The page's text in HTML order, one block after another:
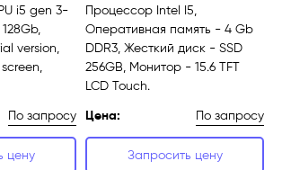
i5 gen 3-
version,
По запросу
цену
Процессор Intel I5,
Оперативная память - 4 Gb
DDR3, Жесткий диск - SSD
256GB, Монитор - 15.6 TFT
LCD Touch.
Цена:
По запросу
Запросить цену